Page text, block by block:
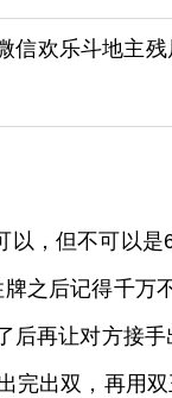
以，但不可以
之后记得千万
后再让对方接
完出双，再用